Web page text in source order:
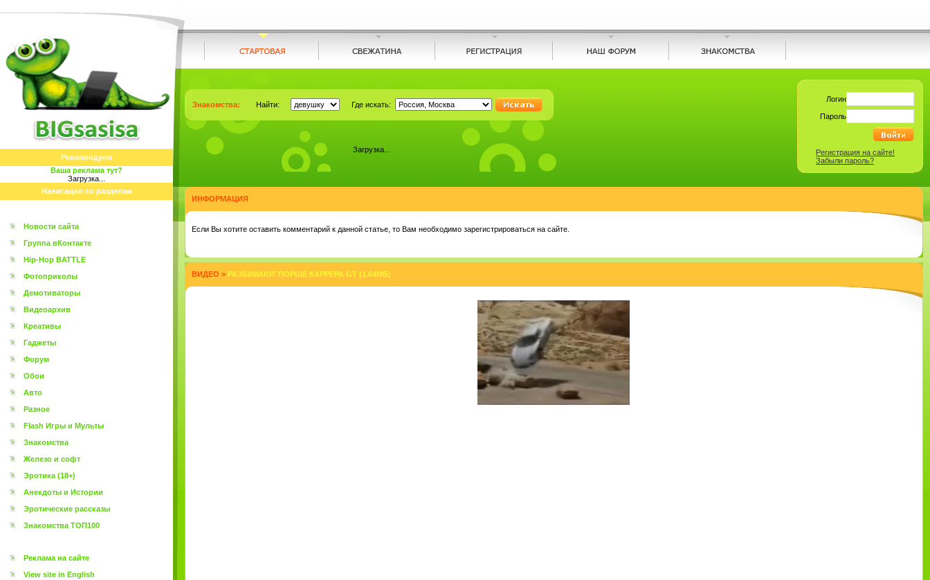
Рекомендуем
Ваша реклама тут?
Загрузка...
Навигация по разделам
Новости сайта
Группа вКонтакте
Hip-Hop BATTLE
Фотоприколы
Демотиваторы
Видеоархив
Креативы
Гаджеты
Форум
Обои
Авто
Разное
Flash Игры и Мульты
Знакомства
Железо и софт
Эротика (18+)
Анекдоты и Истории
Эротические рассказы
Знакомства ТОП100
Реклама на сайте
View site in English
Знакомства: Найти: Где искать:
Логин
Пароль
Регистрация на сайте!
Забыли пароль?
Загрузка...
ИНФОРМАЦИЯ
Eсли Вы хотите оставить комментарий к данной статье, то Вам необходимо зарегистрироваться на сайте.
ВИДЕО > РАЗБИВАЮТ ПОРШЕ КАРРЕРА GT (1.64МБ)